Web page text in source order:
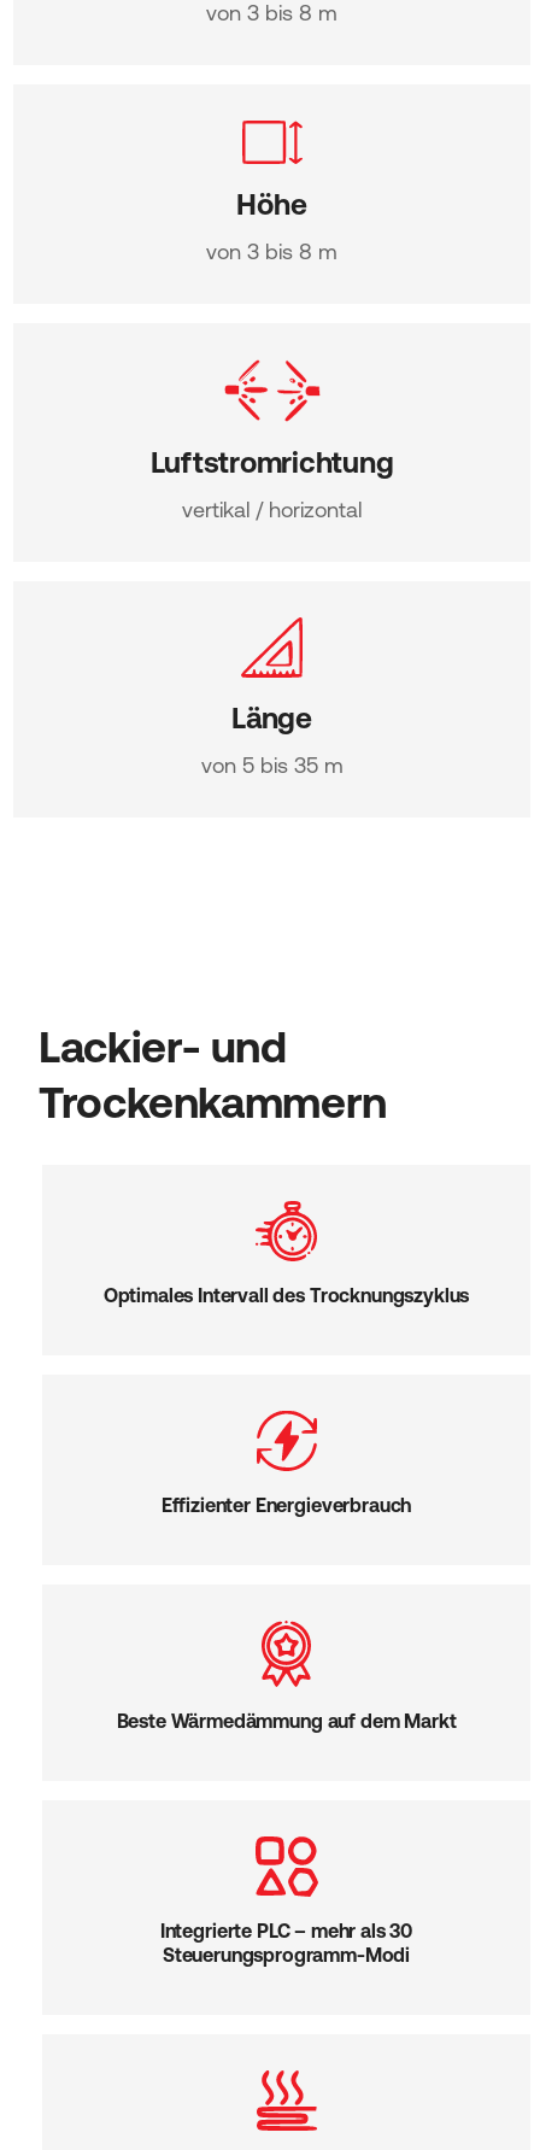
von 3 bis 8 m
Höhe
von 3 bis 8 m
Luftstromrichtung
vertikal / horizontal
Länge
von 5 bis 35 m
Lackier- und
Trockenkammern
Optimales Intervall des Trocknungszyklus
Effizienter Energieverbrauch
Beste Wärmedämmung auf dem Markt
Integrierte PLC – mehr als 30
Steuerungsprogramm-Modi